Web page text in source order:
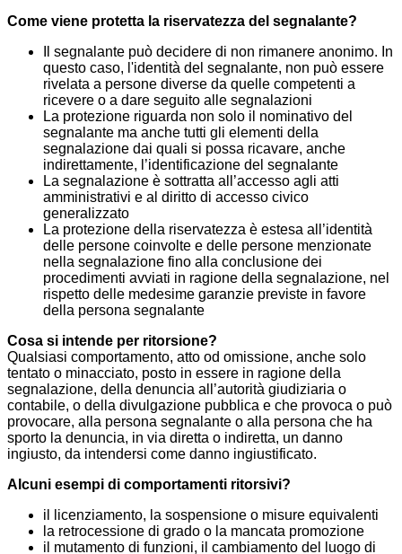
Come viene protetta la riservatezza del segnalante?
Il segnalante può decidere di non rimanere anonimo. In
questo caso, l'identità del segnalante, non può essere
rivelata a persone diverse da quelle competenti a
ricevere o a dare seguito alle segnalazioni
La protezione riguarda non solo il nominativo del
segnalante ma anche tutti gli elementi della
segnalazione dai quali si possa ricavare, anche
indirettamente, l’identificazione del segnalante
La segnalazione è sottratta all’accesso agli atti
amministrativi e al diritto di accesso civico
generalizzato
La protezione della riservatezza è estesa all’identità
delle persone coinvolte e delle persone menzionate
nella segnalazione fino alla conclusione dei
procedimenti avviati in ragione della segnalazione, nel
rispetto delle medesime garanzie previste in favore
della persona segnalante
Cosa si intende per ritorsione?
Qualsiasi comportamento, atto od omissione, anche solo
tentato o minacciato, posto in essere in ragione della
segnalazione, della denuncia all’autorità giudiziaria o
contabile, o della divulgazione pubblica e che provoca o può
provocare, alla persona segnalante o alla persona che ha
sporto la denuncia, in via diretta o indiretta, un danno
ingiusto, da intendersi come danno ingiustificato.
Alcuni esempi di comportamenti ritorsivi?
il licenziamento, la sospensione o misure equivalenti
la retrocessione di grado o la mancata promozione
il mutamento di funzioni, il cambiamento del luogo di